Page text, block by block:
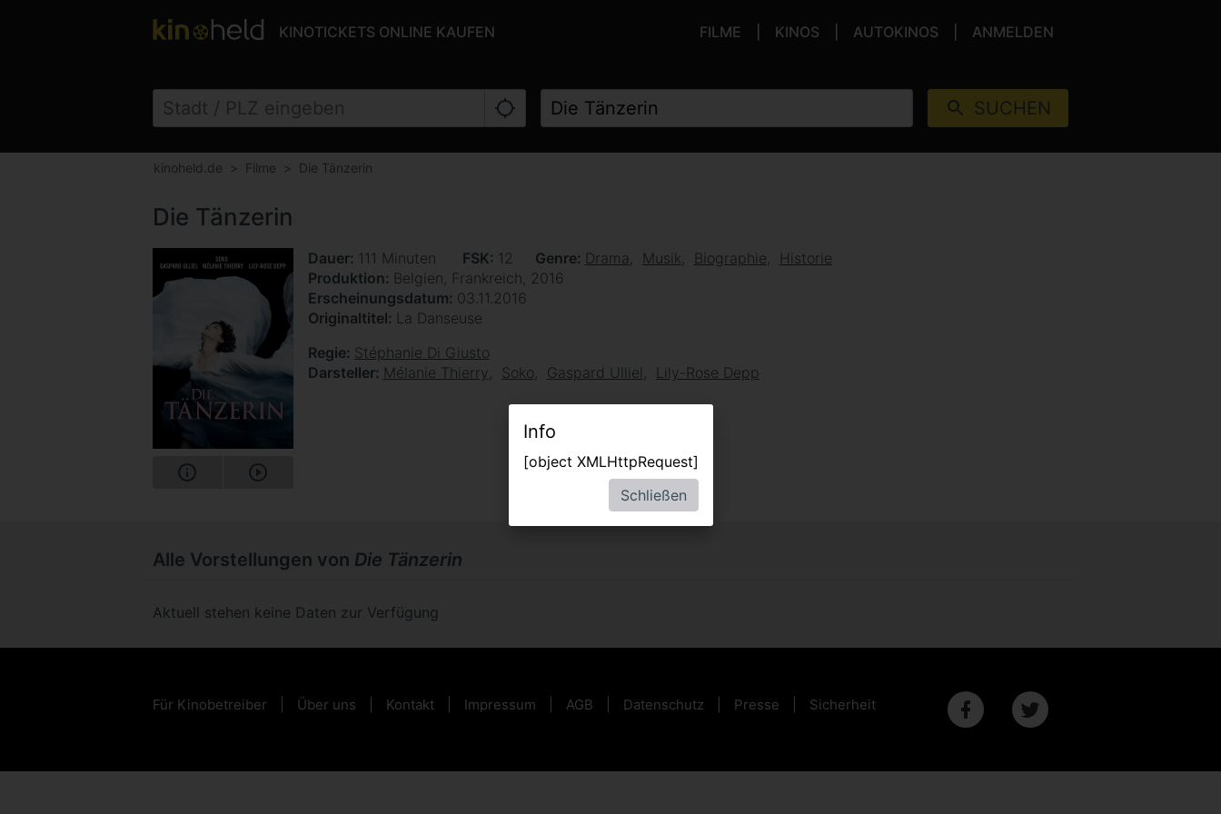
KINOTICKETS ONLINE KAUFEN FILME KINOS AUTOKINOS ANMELDEN
SUCHEN
kinoheld.de Filme Die Tänzerin
Die Tänzerin
Dauer 111 Minuten FSK 12 Genre Drama Musik Biographie
Historie
Produktion Belgien, Frankreich, 2016
Erscheinungsdatum 03.11.2016
Originaltitel La Danseuse
Regie Stéphanie Di Giusto
Darsteller Mélanie Thierry Soko Gaspard Ulliel Lily-Rose Depp
Alle Vorstellungen von Die Tänzerin
Aktuell stehen keine Daten zur Verfügung
Für Kinobetreiber Über uns Kontakt Impressum AGB Datenschutz Presse Sicherheit
Info
[object XMLHttpRequest]
Schließen